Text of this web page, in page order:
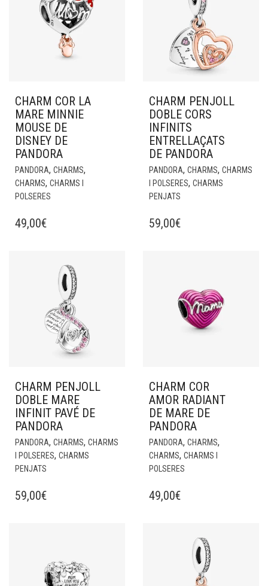
CHARM COR LA
MARE MINNIE
MOUSE DE
DISNEY DE
PANDORA
PANDORA, CHARMS,
CHARMS, CHARMS I
POLSERES
49,00€
CHARM PENJOLL
DOBLE CORS
INFINITS
ENTRELLAÇATS
DE PANDORA
PANDORA, CHARMS, CHARMS
I POLSERES, CHARMS
PENJATS
59,00€
CHARM PENJOLL
DOBLE MARE
INFINIT PAVÉ DE
PANDORA
PANDORA, CHARMS, CHARMS
I POLSERES, CHARMS
PENJATS
59,00€
CHARM COR
AMOR RADIANT
DE MARE DE
PANDORA
PANDORA, CHARMS,
CHARMS, CHARMS I
POLSERES
49,00€